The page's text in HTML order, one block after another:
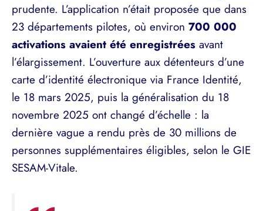
prudente. L’application n’était proposée que dans
23 départements pilotes, où environ 700 000
activations avaient été enregistrées avant
l’élargissement. L’ouverture aux détenteurs d’une
carte d’identité électronique via France Identité,
le 18 mars 2025, puis la généralisation du 18
novembre 2025 ont changé d’échelle : la
dernière vague a rendu près de 30 millions de
personnes supplémentaires éligibles, selon le GIE
SESAM-Vitale.